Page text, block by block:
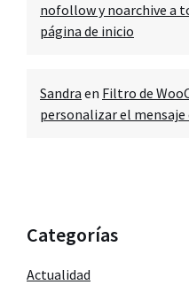
nofollow y noarchive a
página de inicio
Sandra en Filtro de
personalizar el mensaje
Categorías
Actualidad